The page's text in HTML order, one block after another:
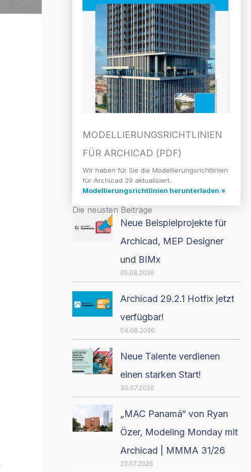
MODELLIERUNGS­RICHTLINIEN
FÜR ARCHICAD (PDF)
Wir haben für Sie die Modellierungsrichtlinien
für Archicad 29 aktualisiert.
Modellierungsrichtlinien herunterladen »
Die neusten Beiträge
Neue Beispielprojekte für
Archicad, MEP Designer
und BIMx
05.08.2026
Archicad 29.2.1 Hotfix jetzt
verfügbar!
04.08.2026
Neue Talente verdienen
einen starken Start!
30.07.2026
„MAC Panamá“ von Ryan
Özer, Modeling Monday mit
Archicad | MMMA 31/26
27.07.2026